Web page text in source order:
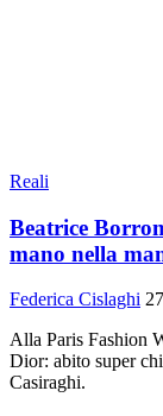
Reali
Beatrice
mano nella
Federica Cislaghi
Alla Paris Fashion
Dior: abito super
Casiraghi.